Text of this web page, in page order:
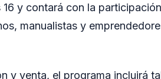
y contará con la
manualistas y
y venta, el programa incluirá